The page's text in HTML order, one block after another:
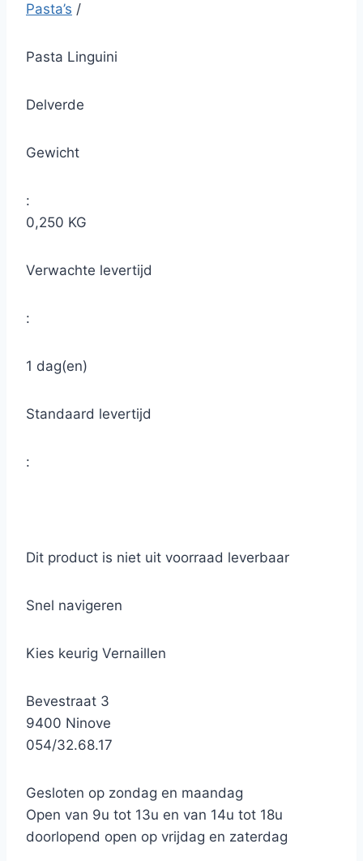
Pasta’s /
Pasta Linguini
Delverde
Gewicht
:
0,250 KG
Verwachte levertijd
:
1 dag(en)
Standaard levertijd
:
Dit product is niet uit voorraad leverbaar
Snel navigeren
Kies keurig Vernaillen
Bevestraat 3
9400 Ninove
054/32.68.17
Gesloten op zondag en maandag
Open van 9u tot 13u en van 14u tot 18u
doorlopend open op vrijdag en zaterdag